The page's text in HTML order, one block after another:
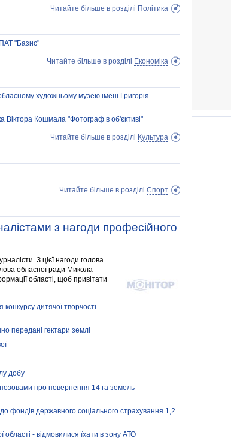
Читайте більше в розділі Політика
"Базис"
Читайте більше в розділі Економіка
художньому музею імені Григорія
Віктора Кошмала "Фотограф в об'єктиві"
Читайте більше в розділі Культура
Читайте більше в розділі Спорт
з нагоди професійного
З цієї нагоди голова
обласної ради Микола
області, щоб привітати
дитячої творчості
передані гектари землі
добу
про повернення 14 га земель
фондів державного соціального страхування 1,2
області - відмовилися їхати в зону АТО